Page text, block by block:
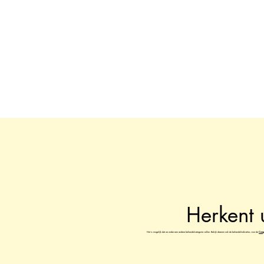
Herkent
Het is mogelijk dat ze onder een andere behandelcategorie vallen. Bekijk daarom ook de behandelindicaties voor de